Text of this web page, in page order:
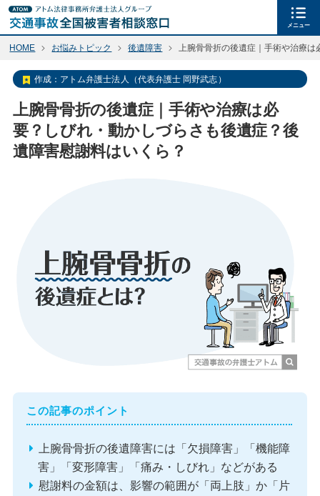
メニュー
HOME お悩みトピック 後遺障害 上腕骨骨折の後遺症｜手術や治療
作成：アトム弁護士法人（代表弁護士 岡野武志）
上腕骨骨折の後遺症｜手術や治療は必
要？しびれ・動かしづらさも後遺症？後
遺障害慰謝料はいくら？
この記事のポイント
上腕骨骨折の後遺障害には「欠損障害」「機能障
害」「変形障害」「痛み・しびれ」などがある
慰謝料の金額は、影響の範囲が「両上肢」か「片